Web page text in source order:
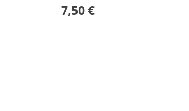
7,50 €